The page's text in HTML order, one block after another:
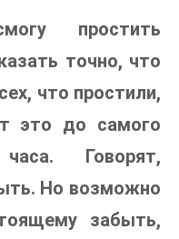
простить
точно, что
что простили,
это до самого
Говорят,
Но возможно
забыть,